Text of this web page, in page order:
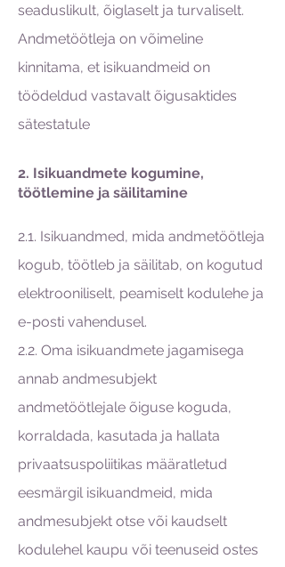
seaduslikult, õiglaselt ja turvaliselt.
Andmetöötleja on võimeline
kinnitama, et isikuandmeid on
töödeldud vastavalt õigusaktides
sätestatule
2. Isikuandmete kogumine,
töötlemine ja säilitamine
2.1. Isikuandmed, mida andmetöötleja
kogub, töötleb ja säilitab, on kogutud
elektrooniliselt, peamiselt kodulehe ja
e-posti vahendusel.
2.2. Oma isikuandmete jagamisega
annab andmesubjekt
andmetöötlejale õiguse koguda,
korraldada, kasutada ja hallata
privaatsuspoliitikas määratletud
eesmärgil isikuandmeid, mida
andmesubjekt otse või kaudselt
kodulehel kaupu või teenuseid ostes